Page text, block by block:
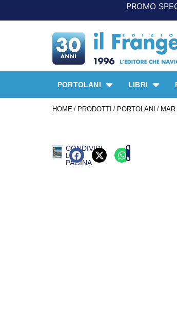
PROMO SPECIALE
PORTOLANI LIBRI
HOME / PRODOTTI / PORTOLANI /
CONDIVIDI
LA
PAGINA